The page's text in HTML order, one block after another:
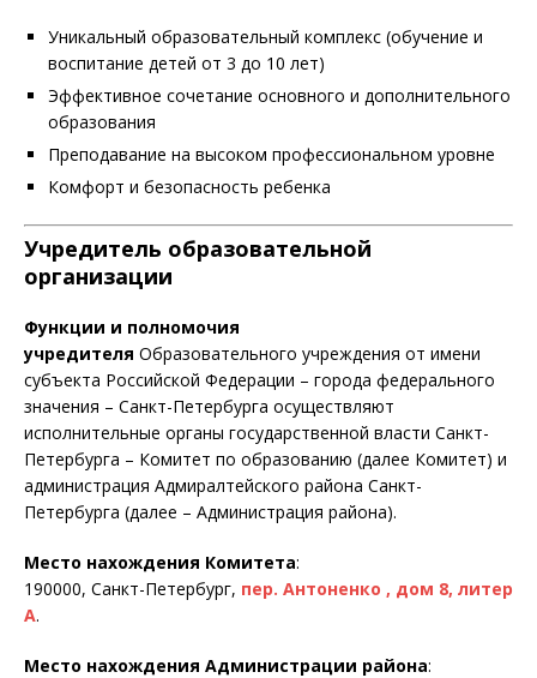
Уникальный образовательный комплекс (обучение и
воспитание детей от 3 до 10 лет)
Эффективное сочетание основного и дополнительного
образования
Преподавание на высоком профессиональном уровне
Комфорт и безопасность ребенка
Учредитель образовательной
организации
Функции и полномочия
учредителя Образовательного учреждения от имени
субъекта Российской Федерации – города федерального
значения – Санкт-Петербурга осуществляют
исполнительные органы государственной власти Санкт-
Петербурга – Комитет по образованию (далее Комитет) и
администрация Адмиралтейского района Санкт-
Петербурга (далее – Администрация района).
Место нахождения Комитета:
190000, Санкт-Петербург, пер. Антоненко , дом 8, литер
А.
Место нахождения Администрации района: